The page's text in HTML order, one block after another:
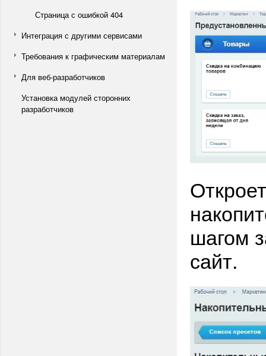
Страница с ошибкой 404
Интеграция с другими сервисами
Требования к графическим материалам
Для веб-разработчиков
Установка модулей сторонних
разработчиков
шагом
сайт.